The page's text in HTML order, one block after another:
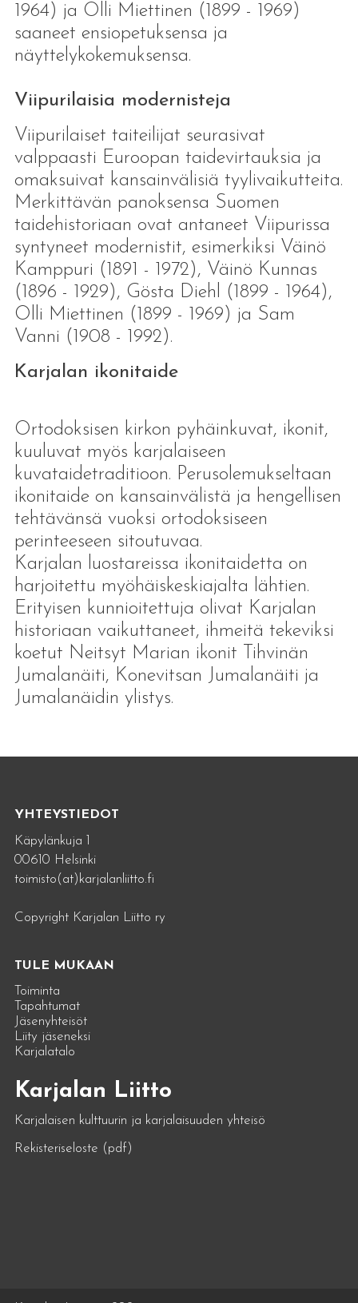
1964) ja Olli Miettinen (1899 - 1969)
saaneet ensiopetuksensa ja
näyttelykokemuksensa.
Viipurilaisia modernisteja
Viipurilaiset taiteilijat seurasivat
valppaasti Euroopan taidevirtauksia ja
omaksuivat kansainvälisiä tyylivaikutteita.
Merkittävän panoksensa Suomen
taidehistoriaan ovat antaneet Viipurissa
syntyneet modernistit, esimerkiksi Väinö
Kamppuri (1891 - 1972), Väinö Kunnas
(1896 - 1929), Gösta Diehl (1899 - 1964),
Olli Miettinen (1899 - 1969) ja Sam
Vanni (1908 - 1992).
Karjalan ikonitaide
Ortodoksisen kirkon pyhäinkuvat, ikonit,
kuuluvat myös karjalaiseen
kuvataidetraditioon. Perusolemukseltaan
ikonitaide on kansainvälistä ja hengellisen
tehtävänsä vuoksi ortodoksiseen
perinteeseen sitoutuvaa.
Karjalan luostareissa ikonitaidetta on
harjoitettu myöhäiskeskiajalta lähtien.
Erityisen kunnioitettuja olivat Karjalan
historiaan vaikuttaneet, ihmeitä tekeviksi
koetut Neitsyt Marian ikonit Tihvinän
Jumalanäiti, Konevitsan Jumalanäiti ja
Jumalanäidin ylistys.
YHTEYSTIEDOT
Käpylänkuja 1
00610 Helsinki
toimisto(at)karjalanliitto.fi
Copyright Karjalan Liitto ry
TULE MUKAAN
Toiminta
Tapahtumat
Jäsenyhteisöt
Liity jäseneksi
Karjalatalo
Karjalan Liitto
Karjalaisen kulttuurin ja karjalaisuuden yhteisö
Rekisteriseloste (pdf)